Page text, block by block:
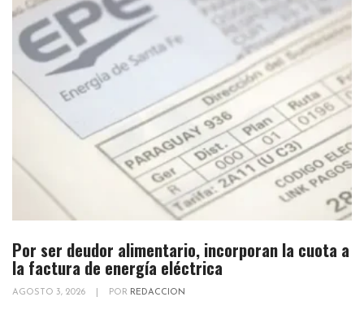
Por ser deudor alimentario, incorporan la cuota a
la factura de energía eléctrica
AGOSTO 3, 2026 POR REDACCION